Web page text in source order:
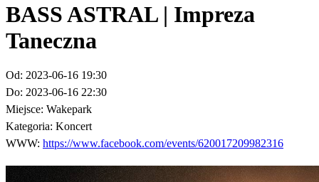
BASS ASTRAL | Impreza
Taneczna
Od: 2023-06-16 19:30
Do: 2023-06-16 22:30
Miejsce: Wakepark
Kategoria: Koncert
WWW: https://www.facebook.com/events/620017209982316